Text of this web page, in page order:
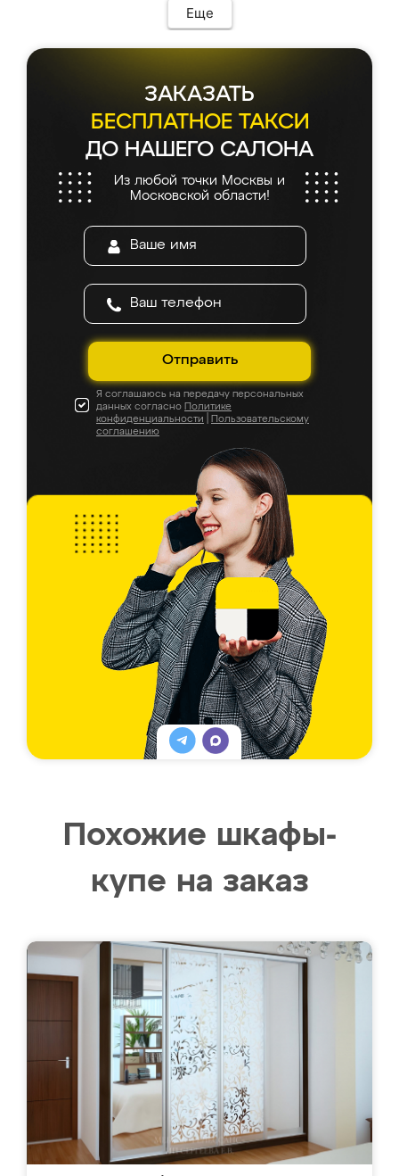
Еще
ЗАКАЗАТЬ
БЕСПЛАТНОЕ ТАКСИ
ДО НАШЕГО САЛОНА
Из любой точки Москвы и
Московской области!
Отправить
Я соглашаюсь на передачу персональных
данных согласно Политике
конфиденциальности
Пользовательскому
соглашению
Похожие шкафы-
купе на заказ